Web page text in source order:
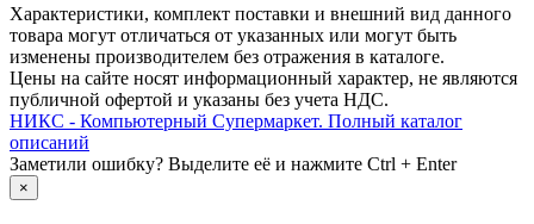
Xарактеристики, комплект поставки и внешний вид данного
товара могут отличаться от указанных или могут быть
изменены производителем без отражения в каталоге.
Цены на сайте носят информационный характер, не являются
публичной офертой и указаны без учета НДС.
НИКС - Компьютерный Cупермаркет. Полный каталог
описаний
Заметили ошибку? Выделите её и нажмите Ctrl + Enter
×